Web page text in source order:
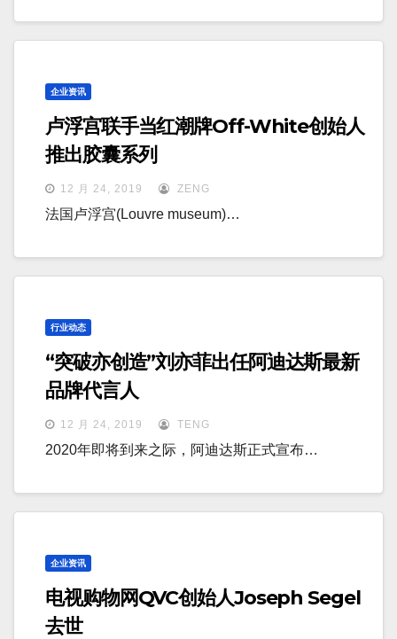
企业资讯
卢浮宫联手当红潮牌Off-White创始人
推出胶囊系列
12 月 24, 2019 ZENG
法国卢浮宫(Louvre museum)…
行业动态
“突破亦创造”刘亦菲出任阿迪达斯最新
品牌代言人
12 月 24, 2019 TENG
2020年即将到来之际，阿迪达斯正式宣布…
企业资讯
电视购物网QVC创始人Joseph Segel
去世